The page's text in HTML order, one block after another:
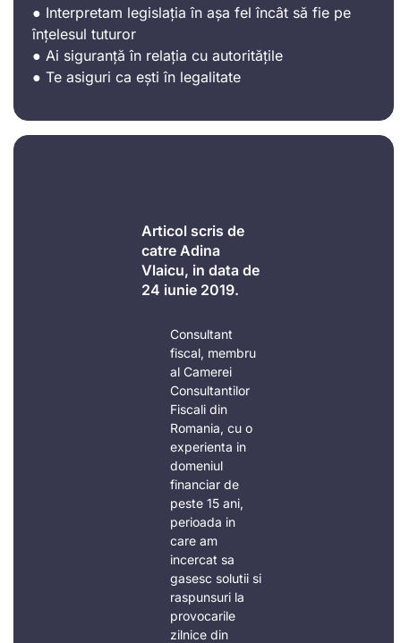
● Interpretam legislația în așa fel încât să fie pe
înțelesul tuturor
● Ai siguranță în relația cu autoritățile
● Te asiguri ca ești în legalitate
Articol scris de
catre Adina
Vlaicu, in data de
24 iunie 2019.
Consultant
fiscal, membru
al Camerei
Consultantilor
Fiscali din
Romania, cu o
experienta in
domeniul
financiar de
peste 15 ani,
perioada in
care am
incercat sa
gasesc solutii si
raspunsuri la
provocarile
zilnice din